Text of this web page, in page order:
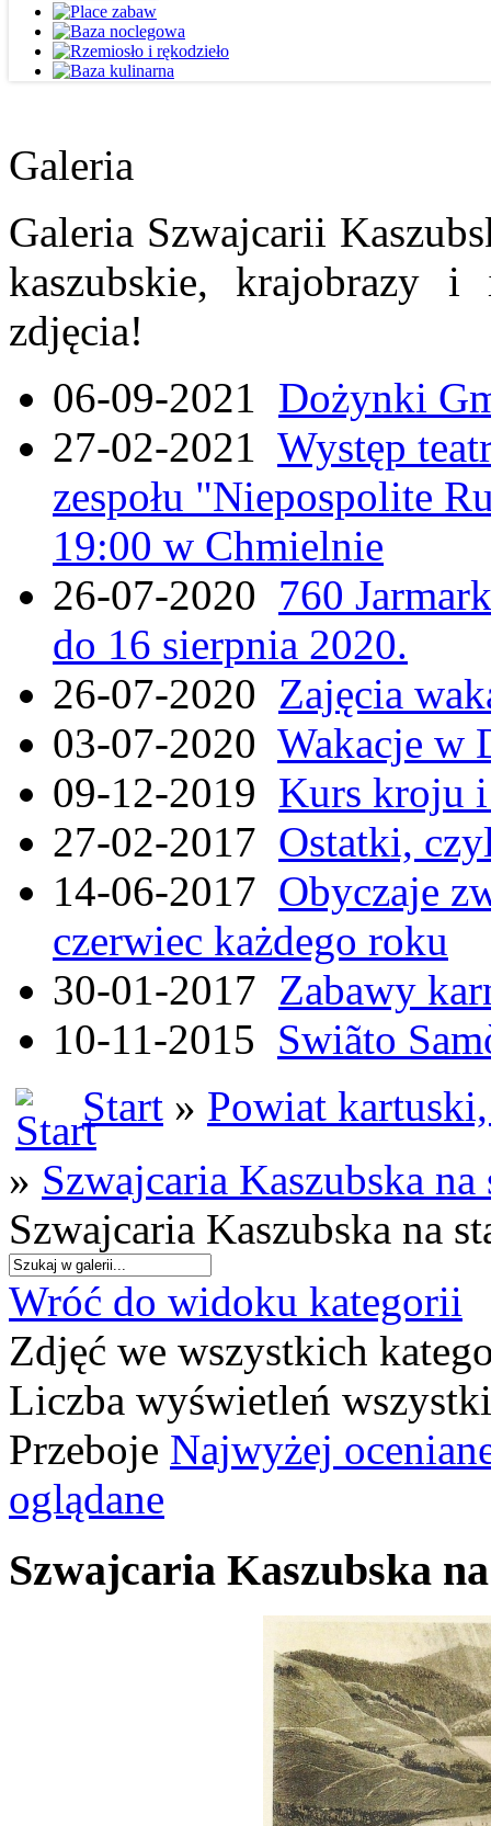
Galeria
Galeria Szwajcarii
kaszubskie, krajobrazy
zdjęcia!
06-09-2021 Dożynki
27-02-2021 Występ
zespołu "Niepospolite
19:00 w Chmielnie
26-07-2020 760
do 16 sierpnia 2020.
26-07-2020 Zajęcia
03-07-2020 Wakacje w
09-12-2019 Kurs kroju i
27-02-2017 Ostatki,
14-06-2017 Obyczaje
czerwiec każdego roku
30-01-2017 Zabawy
10-11-2015 Swiãto
Start » Powiat
» Szwajcaria Kaszubska
Szwajcaria Kaszubska na
Wróć do widoku kategorii
Zdjęć we wszystkich
Liczba wyświetleń
Przeboje Najwyżej
oglądane
Szwajcaria Kaszubska